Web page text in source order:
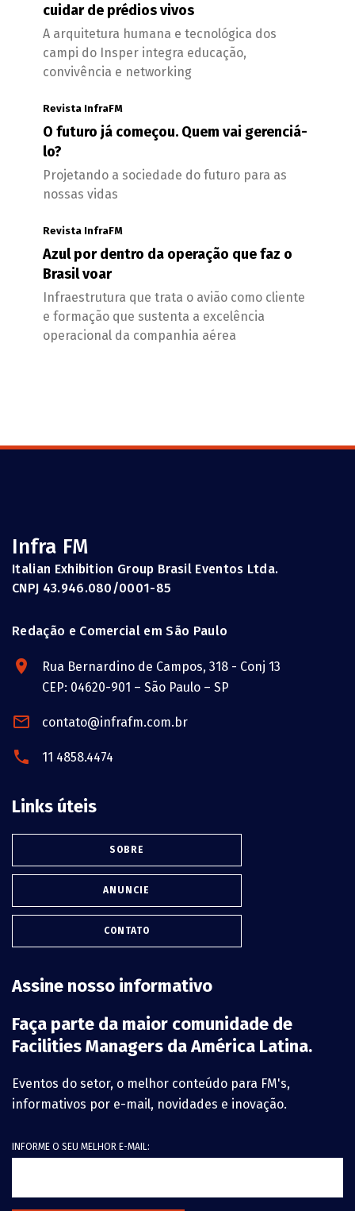
cuidar de prédios vivos
A arquitetura humana e tecnológica dos
campi do Insper integra educação,
convivência e networking
Revista InfraFM
O futuro já começou. Quem vai gerenciá-
lo?
Projetando a sociedade do futuro para as
nossas vidas
Revista InfraFM
Azul por dentro da operação que faz o
Brasil voar
Infraestrutura que trata o avião como cliente
e formação que sustenta a excelência
operacional da companhia aérea
Infra FM
Italian Exhibition Group Brasil Eventos Ltda.
CNPJ 43.946.080/0001-85
Redação e Comercial em São Paulo
Rua Bernardino de Campos, 318 - Conj 13
CEP: 04620-901 – São Paulo – SP
contato@infrafm.com.br
11 4858.4474
Links úteis
SOBRE
ANUNCIE
CONTATO
Assine nosso informativo
Faça parte da maior comunidade de
Facilities Managers da América Latina.
Eventos do setor, o melhor conteúdo para FM's,
informativos por e-mail, novidades e inovação.
INFORME O SEU MELHOR E-MAIL: